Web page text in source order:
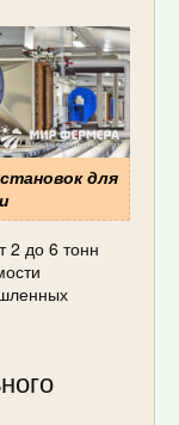
для
2 до 6 тонн